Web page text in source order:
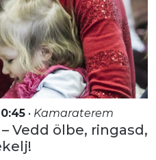
• Kamaraterem
Vedd ölbe, ringasd,